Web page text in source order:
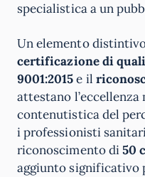
specialistica a un
Un elemento
certificazione di
9001:2015e il
attestano
contenutistica del
i professionisti
riconoscimento di50
aggiunto significativo